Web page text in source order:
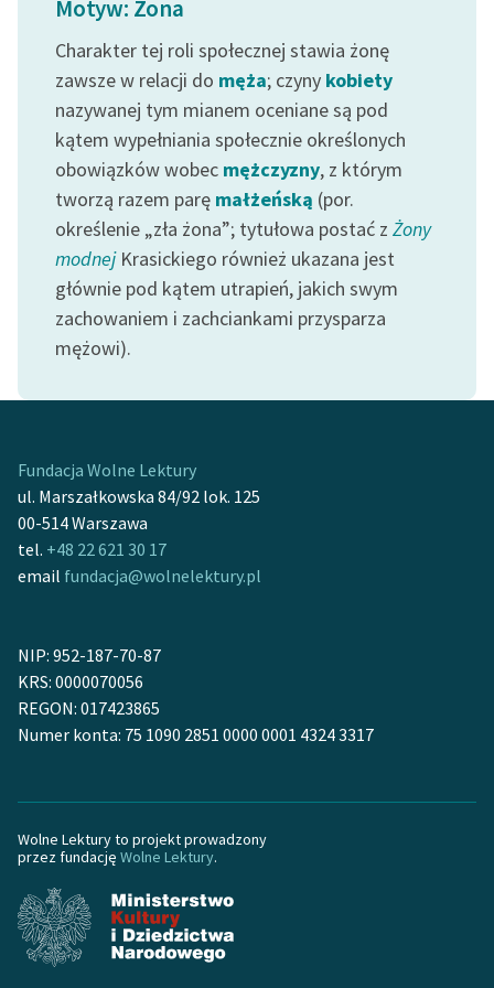
Ręce pełne poezji
Kolekcje edukacyjne
twórców przechodzących
do domeny publicznej,
lektur szkolnych oraz
Starego Testamentu
Odkurzamy bohaterów
Szkoła Poezji Wolnych
O nas
Zespół
Zasady wykorzystania
Wolnych Lektur
Materiały promocyjne
Polityka prywatności
Regulamin biblioteki
Regulamin darowizn
Informacja o treściach
wrażliwych
Deklaracja dostępności
Motyw: Żona
Charakter tej roli społecznej stawia żonę
zawsze w relacji do męża; czyny kobiety
nazywanej tym mianem oceniane są pod
kątem wypełniania społecznie określonych
obowiązków wobec mężczyzny, z którym
tworzą razem parę małżeńską (por.
określenie „zła żona”; tytułowa postać z Żony
modnejKrasickiego również ukazana jest
głównie pod kątem utrapień, jakich swym
zachowaniem i zachciankami przysparza
mężowi).
Fundacja Wolne Lektury
ul. Marszałkowska 84/92 lok. 125
00-514 Warszawa
tel. +48 22 621 30 17
email fundacja@wolnelektury.pl
NIP: 952-187-70-87
KRS: 0000070056
REGON: 017423865
Numer konta: 75 1090 2851 0000 0001 4324 3317
Wolne Lektury to projekt prowadzony
przez fundację Wolne Lektury.